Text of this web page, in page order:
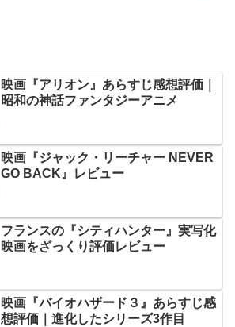
映画『アリオン』あらすじ感想評価｜
昭和の神話ファンタジーアニメ
映画『ジャック・リーチャー NEVER
GO BACK』レビュー
フランスの『シティハンター』実写化
映画をざっくり評価レビュー
映画『バイオハザード３』あらすじ感
想評価｜進化したシリーズ3作目